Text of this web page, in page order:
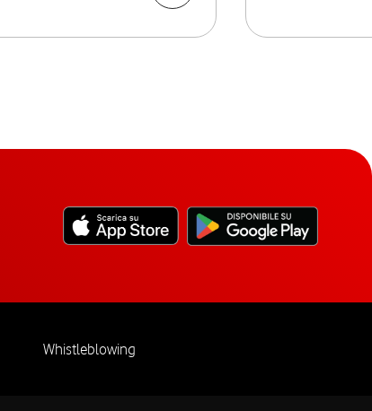
Whistleblowing